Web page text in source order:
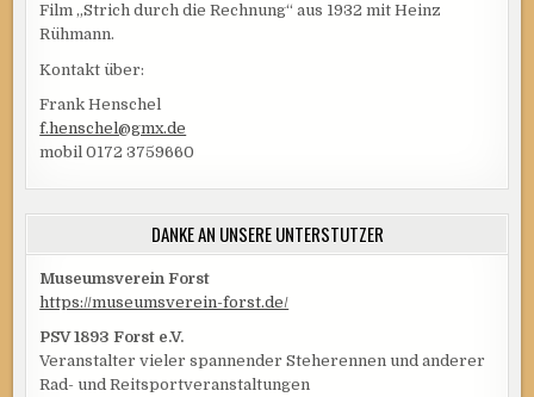
Film „Strich durch die Rechnung“ aus 1932 mit Heinz
Rühmann.
Kontakt über:
Frank Henschel
f.henschel@gmx.de
mobil 0172 3759660
DANKE AN UNSERE UNTERSTÜTZER
Museumsverein Forst
https://museumsverein-forst.de/
PSV 1893 Forst e.V.
Veranstalter vieler spannender Steherennen und anderer
Rad- und Reitsportveranstaltungen